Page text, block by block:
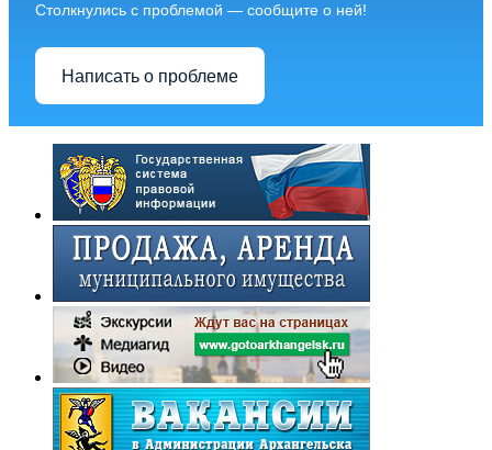
Столкнулись с проблемой — сообщите о ней!
Написать о проблеме